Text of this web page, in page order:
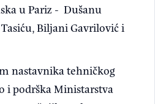
u Pariz - Dušanu
Biljani Gavrilović i
nastavnika tehničkog
i podrška Ministarstva